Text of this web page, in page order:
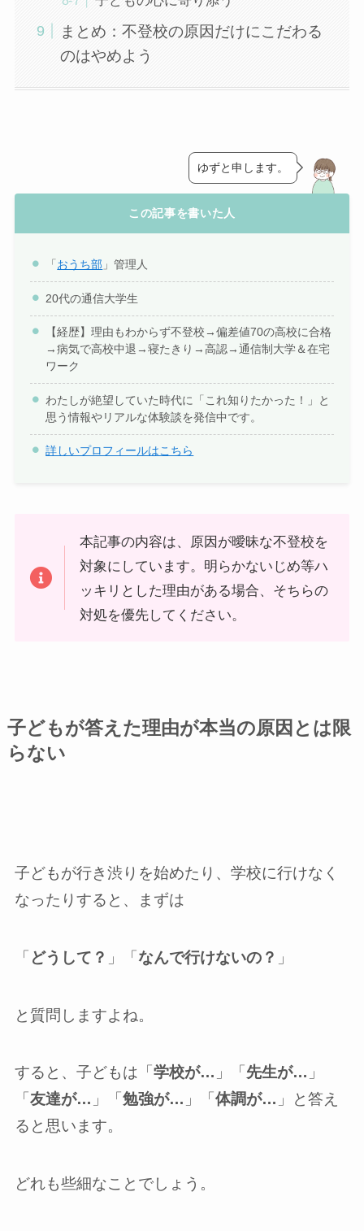
まとめ：不登校の原因だけにこだわる
のはやめよう
ゆずと申します。
この記事を書いた人
「 おうち部 」管理人
20代の通信大学生
【経歴】理由もわからず不登校→偏差値70の高校に合格
→病気で高校中退→寝たきり→高認→通信制大学＆在宅
ワーク
わたしが絶望していた時代に「これ知りたかった！」と
思う情報やリアルな体験談を発信中です。
詳しいプロフィールはこちら
本記事の内容は、原因が曖昧な不登校を
対象にしています。明らかないじめ等ハ
ッキリとした理由がある場合、そちらの
対処を優先してください。
子どもが答えた理由が本当の原因とは限
らない
子どもが行き渋りを始めたり、学校に行けなく
なったりすると、まずは
「 どうして？ 」「 なんで行けないの？ 」
と質問しますよね。
すると、子どもは「 学校が… 」「 先生が… 」
「 友達が… 」「 勉強が… 」「 体調が… 」と答え
ると思います。
どれも些細なことでしょう。